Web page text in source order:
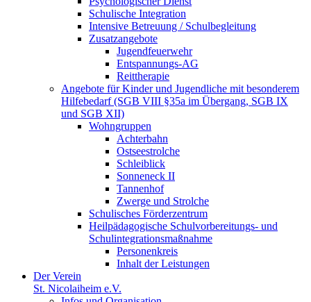
Schulische Integration
Intensive Betreuung / Schulbegleitung
Zusatzangebote
Jugendfeuerwehr
Entspannungs-AG
Reittherapie
Angebote für Kinder und Jugendliche mit besonderem
Hilfebedarf (SGB VIII §35a im Übergang, SGB IX
und SGB XII)
Wohngruppen
Achterbahn
Ostseestrolche
Schleiblick
Sonneneck II
Tannenhof
Zwerge und Strolche
Schulisches Förderzentrum
Heilpädagogische Schulvorbereitungs- und
Schulintegrationsmaßnahme
Personenkreis
Inhalt der Leistungen
Der Verein
St. Nicolaiheim e.V.